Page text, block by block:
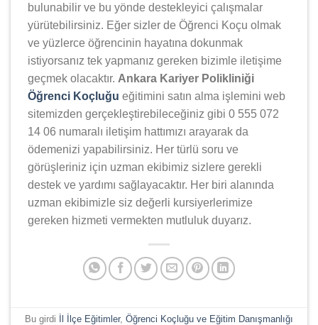
bulunabilir ve bu yönde destekleyici çalışmalar
yürütebilirsiniz. Eğer sizler de Öğrenci Koçu olmak
ve yüzlerce öğrencinin hayatına dokunmak
istiyorsanız tek yapmanız gereken bizimle iletişime
geçmek olacaktır. Ankara Kariyer Polikliniği
Öğrenci Koçluğu eğitimini satın alma işlemini web
sitemizden gerçekleştirebileceğiniz gibi 0 555 072
14 06 numaralı iletişim hattımızı arayarak da
ödemenizi yapabilirsiniz. Her türlü soru ve
görüşleriniz için uzman ekibimiz sizlere gerekli
destek ve yardımı sağlayacaktır. Her biri alanında
uzman ekibimizle siz değerli kursiyerlerimize
gereken hizmeti vermekten mutluluk duyarız.
Bu girdi İl İlçe Eğitimler, Öğrenci Koçluğu ve Eğitim Danışmanlığı